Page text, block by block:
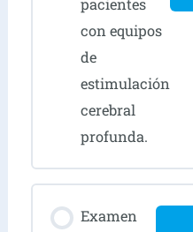
con equipos
de
estimulación
cerebral
profunda.
Examen